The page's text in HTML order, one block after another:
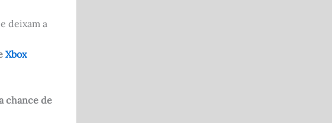
deixam a
Xbox
chance de